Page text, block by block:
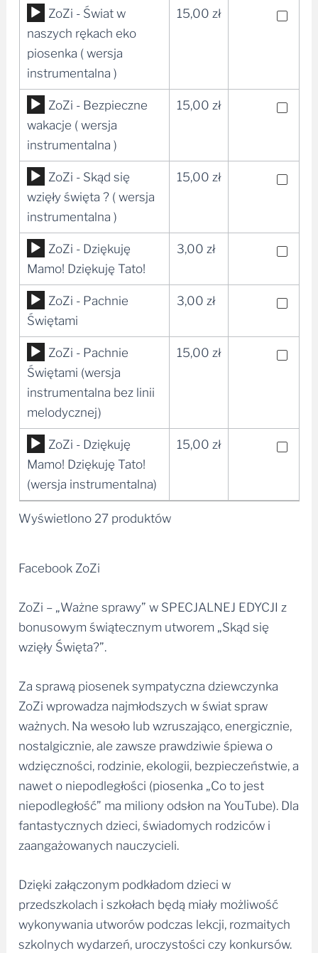
Odtwarzacz
plików
dźwiękowych
ZoZi - Świat w
naszych rękach eko
piosenka ( wersja
instrumentalna )
15,00 zł
Odtwarzacz
plików
dźwiękowych
ZoZi - Bezpieczne
wakacje ( wersja
instrumentalna )
15,00 zł
Odtwarzacz
plików
dźwiękowych
ZoZi - Skąd się
wzięły święta ? ( wersja
instrumentalna )
15,00 zł
Odtwarzacz
plików
dźwiękowych
ZoZi - Dziękuję
Mamo! Dziękuję Tato!
3,00 zł
Odtwarzacz
plików
dźwiękowych
ZoZi - Pachnie
Świętami
3,00 zł
Odtwarzacz
plików
dźwiękowych
ZoZi - Pachnie
Świętami (wersja
instrumentalna bez linii
melodycznej)
15,00 zł
Odtwarzacz
plików
dźwiękowych
ZoZi - Dziękuję
Mamo! Dziękuję Tato!
(wersja instrumentalna)
15,00 zł
Wyświetlono 27 produktów
Facebook ZoZi
ZoZi – „Ważne sprawy” w SPECJALNEJ EDYCJI z
bonusowym świątecznym utworem „Skąd się
wzięły Święta?”.
Za sprawą piosenek sympatyczna dziewczynka
ZoZi wprowadza najmłodszych w świat spraw
ważnych. Na wesoło lub wzruszająco, energicznie,
nostalgicznie, ale zawsze prawdziwie śpiewa o
wdzięczności, rodzinie, ekologii, bezpieczeństwie, a
nawet o niepodległości (piosenka „Co to jest
niepodległość” ma miliony odsłon na YouTube). Dla
fantastycznych dzieci, świadomych rodziców i
zaangażowanych nauczycieli.
Dzięki załączonym podkładom dzieci w
przedszkolach i szkołach będą miały możliwość
wykonywania utworów podczas lekcji, rozmaitych
szkolnych wydarzeń, uroczystości czy konkursów.